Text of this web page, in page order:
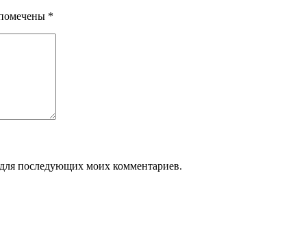
*
последующих моих комментариев.